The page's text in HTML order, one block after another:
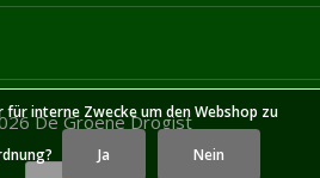
De Groene Drogist
für interne Zwecke um den Webshop zu
Ja Nein